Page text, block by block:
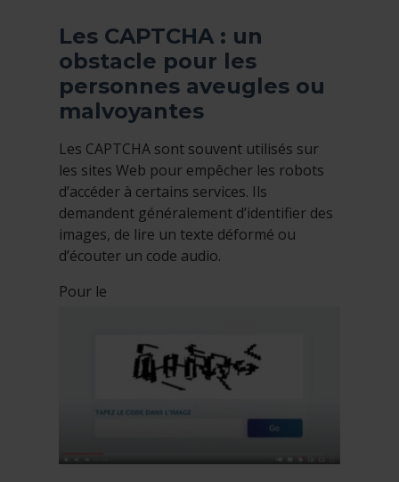
Les CAPTCHA : un
obstacle pour les
personnes aveugles ou
malvoyantes
Les CAPTCHA sont souvent utilisés sur
les sites Web pour empêcher les robots
d’accéder à certains services. Ils
demandent généralement d’identifier des
images, de lire un texte déformé ou
d’écouter un code audio.
Pour le